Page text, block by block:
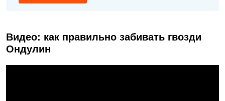
Видео: как правильно забивать гвозди
Ондулин